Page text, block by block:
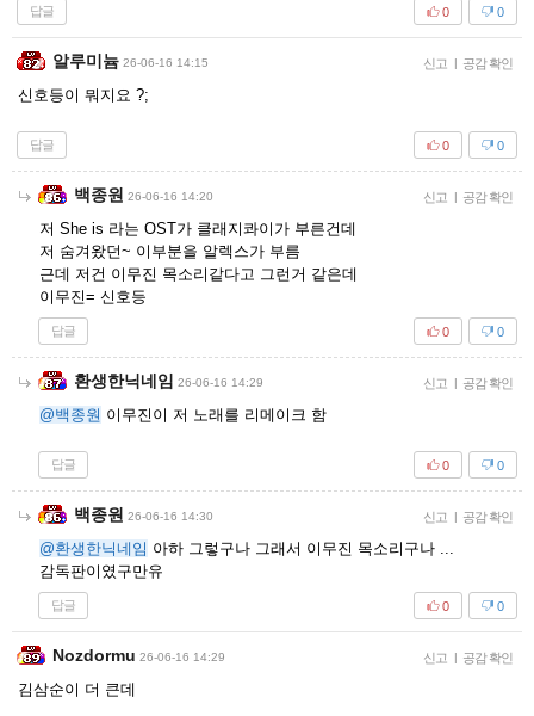
답글 0
0
알루미늄 26-06-16 14:15 신고 | 공감 확인
신호등이 뭐지요 ?;
답글 0
0
백종원 26-06-16 14:20 신고 | 공감 확인
저 She is 라는 OST가 클래지콰이가 부른건데
저 숨겨왔던~ 이부분을 알렉스가 부름
근데 저건 이무진 목소리같다고 그런거 같은데
이무진= 신호등
답글 0
0
환생한닉네임 26-06-16 14:29 신고 | 공감 확인
@백종원 이무진이 저 노래를 리메이크 함
답글 0
0
백종원 26-06-16 14:30 신고 | 공감 확인
@환생한닉네임 아하 그렇구나 그래서 이무진 목소리구나 ...
감독판이였구만유
답글 0
0
Nozdormu 26-06-16 14:29 신고 | 공감 확인
김삼순이 더 큰데